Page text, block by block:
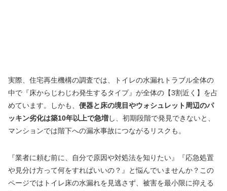
実際、住宅再生機構の調査では、トイレの水漏れトラブル全体の
中で『床からじわじわ発生するタイプ』が全体の【3割近く】を占
めています。しかも、 便器と床の境目やウォシュレット周辺のパ
ッキン劣化は築10年以上で急増し、初期段階で発見できないと、
マンションでは階下への漏水事故につながるリスクも。
『業者に頼む前に、自分で原因や対処法を知りたい』『応急処置
や見分け方って何をすればいいの？』と悩んでいませんか？この
ページではトイレ床の水漏れを見逃さず、被害を最小限に抑える